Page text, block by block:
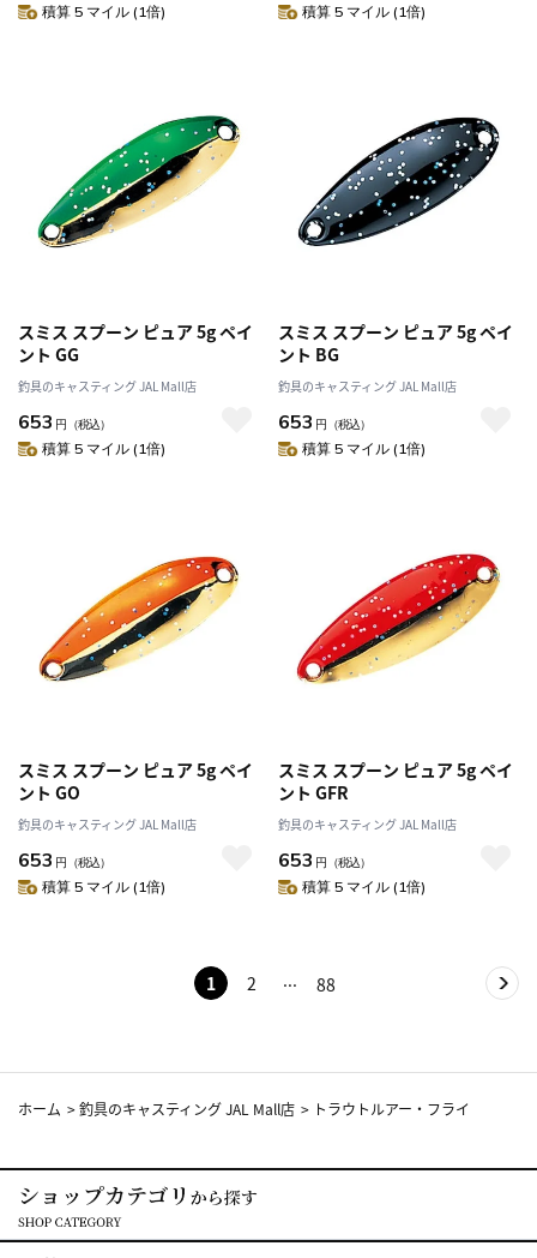
積算 5 マイル (1倍) 積算 5 マイル (1倍)
スミス スプーン ピュア 5g ペイ
ント GG
釣具のキャスティング JAL Mall店
653 円 （税込）
積算 5 マイル (1倍)
スミス スプーン ピュア 5g ペイ
ント BG
釣具のキャスティング JAL Mall店
653 円 （税込）
積算 5 マイル (1倍)
スミス スプーン ピュア 5g ペイ
ント GO
釣具のキャスティング JAL Mall店
653 円 （税込）
積算 5 マイル (1倍)
スミス スプーン ピュア 5g ペイ
ント GFR
釣具のキャスティング JAL Mall店
653 円 （税込）
積算 5 マイル (1倍)
1 2 88
ホーム >釣具のキャスティング JAL Mall店 > トラウトルアー・フライ